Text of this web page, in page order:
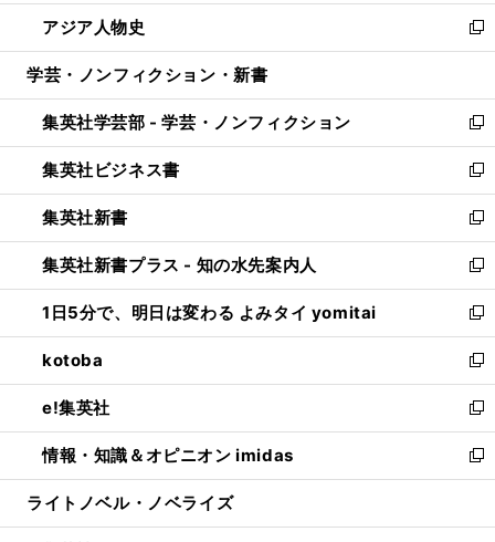
く
ウ
で
開
ン
ド
ウ
開
く
ウ
ィ
ン
ウ
で
開
く
し
い
ウ
ン
ド
ウ
で
開
く
アジア人物史
新
し
ウ
ィ
ン
ド
ウ
で
開
く
学芸・ノンフィクション・新書
集英社学芸部 - 学芸・ノンフィクション
新
し
い
ウ
ィ
ン
ド
ウ
で
開
く
集英社ビジネス書
新
し
い
ウ
ィ
ン
ド
ウ
で
開
く
集英社新書
新
し
い
ウ
ィ
ン
ド
ウ
で
開
く
集英社新書プラス - 知の水先案内人
新
し
い
ウ
ィ
ン
ド
ウ
で
開
1日5分で、明日は変わる よみタイ yomitai
新
し
い
ウ
ィ
ン
ド
ウ
開
kotoba
新
し
い
ウ
ィ
ン
ウ
e!集英社
新
し
い
ウ
ン
情報・知識＆オピニオン imidas
新
し
ウ
ライトノベル・ノベライズ